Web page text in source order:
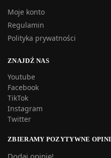
Moje konto
Regulamin
Polityka prywatności
ZNAJDŹ NAS
Youtube
Facebook
TikTok
Instagram
Twitter
ZBIERAMY POZYTYWNE
Dodaj opinię!